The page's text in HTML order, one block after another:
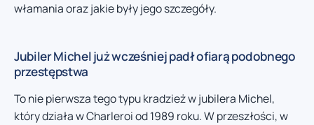
włamania oraz jakie były jego szczegóły.
Jubiler Michel już wcześniej padł ofiarą podobnego
przestępstwa
To nie pierwsza tego typu kradzież w jubilera Michel,
który działa w Charleroi od 1989 roku. W przeszłości, w